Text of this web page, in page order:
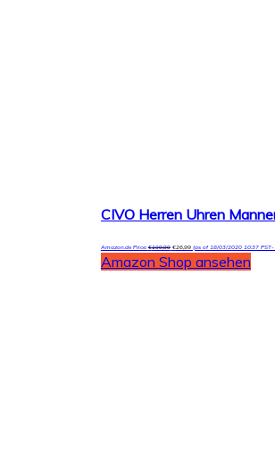
Amazon.de Price:€109,99 €26,99(as of 18/03/2020 10:37 PST-
Amazon Shop ansehen